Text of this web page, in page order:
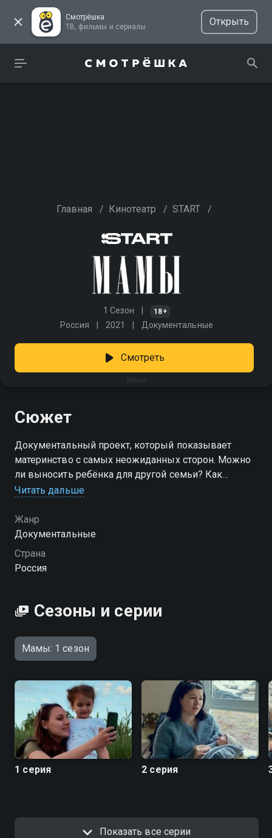
Смотрёшка
ТВ, фильмы и сериалы
Открыть
Главная / Кинотеатр / START /
1 Сезон 18+
Россия 2021 Документальные
Мамы
Смотреть
Сюжет
Документальный проект, который показывает
материнство с самых неожиданных сторон. Можно
ли выносить ребёнка для другой семьи? Как
научить детей бороться за права женщин? Что
потерю и найти в себе силы идти дальше? Четыре
откровенные истории, снятые без прикрас — только
реальные эмоции и подлинные переживания.
«Мамы» — смотрите онлайн в хорошем качестве.
Читать дальше
Жанр
Документальные
Страна
Россия
Сезоны и серии
Мамы: 1 сезон
1 серия 2 серия
Показать все серии